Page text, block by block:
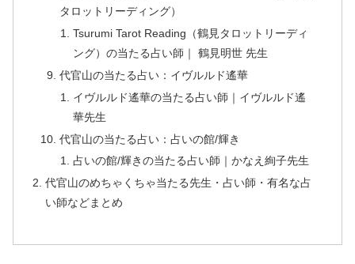
タロットリーディング）
Tsurumi Tarot Reading（鶴見タロットリーディ
ング）の当たる占い師｜ 鶴見明世 先生
代官山の当たる占い：イヴルルド遙華
イヴルルド遙華の当たる占い師｜イヴルルド遙
華先生
代官山の当たる占い：占いの館/輝き
占いの館/輝きの当たる占い師｜かなえ絢子先生
代官山のめちゃくちゃ当たる先生・占い師・有名な占
い師などまとめ